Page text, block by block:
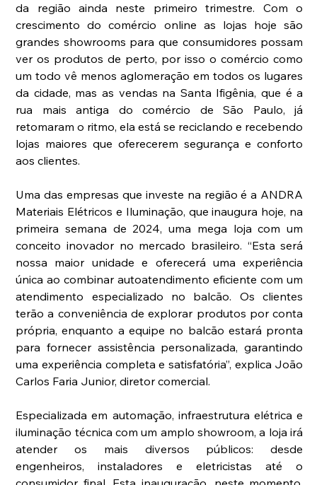
da região ainda neste primeiro trimestre. Com o
crescimento do comércio online as lojas hoje são
grandes showrooms para que consumidores possam
ver os produtos de perto, por isso o comércio como
um todo vê menos aglomeração em todos os lugares
da cidade, mas as vendas na Santa Ifigênia, que é a
rua mais antiga do comércio de São Paulo, já
retomaram o ritmo, ela está se reciclando e recebendo
lojas maiores que oferecerem segurança e conforto
aos clientes.
Uma das empresas que investe na região é a ANDRA
Materiais Elétricos e Iluminação, que inaugura hoje, na
primeira semana de 2024, uma mega loja com um
conceito inovador no mercado brasileiro. “Esta será
nossa maior unidade e oferecerá uma experiência
única ao combinar autoatendimento eficiente com um
atendimento especializado no balcão. Os clientes
terão a conveniência de explorar produtos por conta
própria, enquanto a equipe no balcão estará pronta
para fornecer assistência personalizada, garantindo
uma experiência completa e satisfatória”, explica João
Carlos Faria Junior, diretor comercial.
Especializada em automação, infraestrutura elétrica e
iluminação técnica com um amplo showroom, a loja irá
atender os mais diversos públicos: desde
engenheiros, instaladores e eletricistas até o